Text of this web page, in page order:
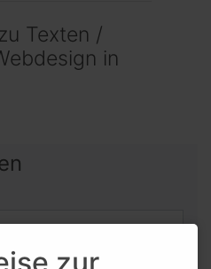
Texten /
in